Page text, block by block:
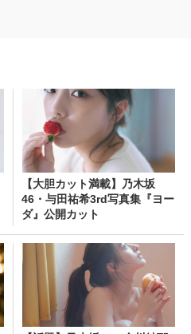
【大胆カット満載】乃木坂
46・与田祐希3rd写真集『ヨー
ダ』公開カット